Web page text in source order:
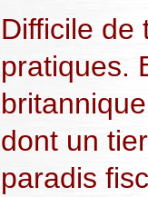
Difficile de
pratiques.
dont un
paradis